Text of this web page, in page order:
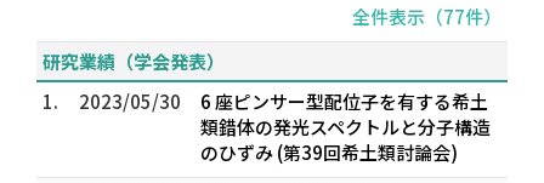
全件表示（77件）
研究業績（学会発表）
1.
2023/05/30
6 座ピンサー型配位子を有する希土
類錯体の発光スペクトルと分子構造
のひずみ (第39回希土類討論会)